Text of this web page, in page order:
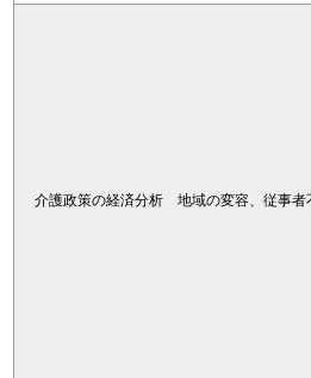
介護政策の経済分析 地域の変容、従事者